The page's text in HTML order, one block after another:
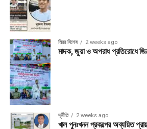
মিরর বিশেষ 2 weeks ago
মাদক, জুয়া ও অপরাধ প্রতিরোধে
দূর্নীতি 2 weeks ago
খাল পুনঃখনন প্রকল্পের অব্যয়িত